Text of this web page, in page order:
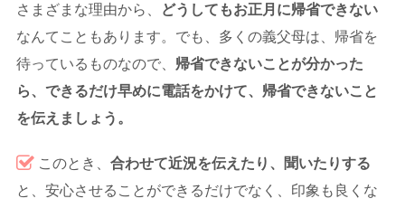
さまざまな理由から、
どうしてもお正月に帰省できない
なんてこともあります。でも、多くの義父母は、帰省を
待っているものなので、 帰省できないことが分かった
ら、できるだけ早めに電話をかけて、帰省できないこと
を伝えましょう。
このとき、 合わせて近況を伝えたり、聞いたりする
と、安心させることができるだけでなく、印象も良くな